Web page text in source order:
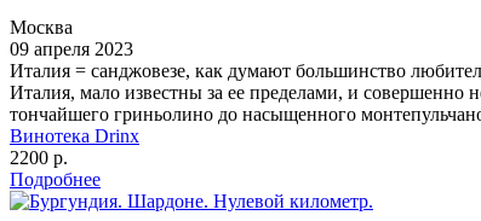
Москва
09 апреля 2023
Италия = санджовезе, как думают большинство
Италия, мало известны за ее пределами, и совершенно
тончайшего гриньолино до насыщенного
Винотека Drinx
2200 р.
Подробнее